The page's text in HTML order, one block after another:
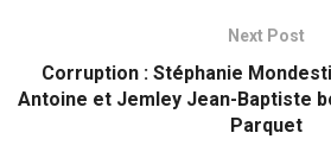
Next Post
Corruption : Stéphanie
Antoine et Jemley Jean-Baptiste
Parquet